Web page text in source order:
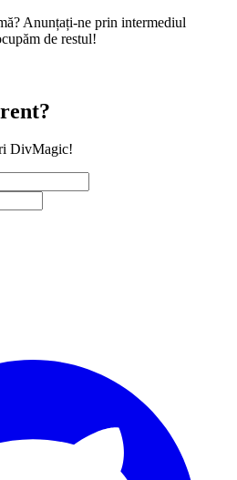
Anunțați-ne prin intermediul
de restul!
DivMagic!